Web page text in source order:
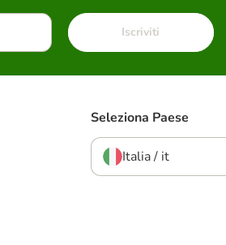
Iscriviti
Seleziona Paese
Italia / it